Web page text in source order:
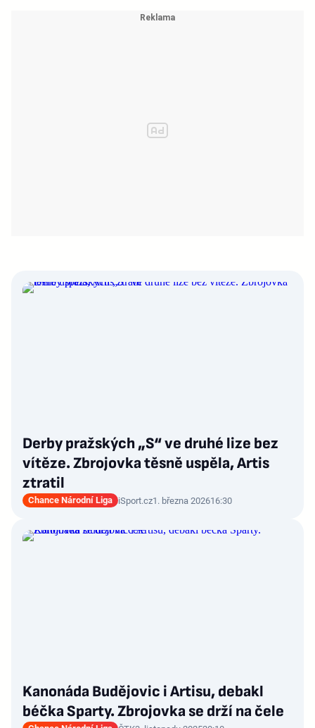
Derby pražských „S“ ve druhé lize bez
vítěze. Zbrojovka těsně uspěla, Artis
ztratil
Chance Národní Liga iSport.cz1. března 202616:30
Kanonáda Budějovic i Artisu, debakl
béčka Sparty. Zbrojovka se drží na čele